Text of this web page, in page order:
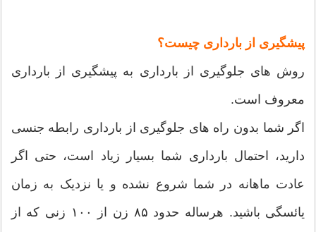
پیشگیری از بارداری چیست؟
روش های جلوگیری از بارداری به پیشگیری از بارداری
معروف است.
اگر شما بدون راه های جلوگیری از بارداری رابطه جنسی
دارید، احتمال بارداری شما بسیار زیاد است، حتی اگر
عادت ماهانه در شما شروع نشده و یا نزدیک به زمان
یائسگی باشید. هرساله حدود ۸۵ زن از ۱۰۰ زنی که از